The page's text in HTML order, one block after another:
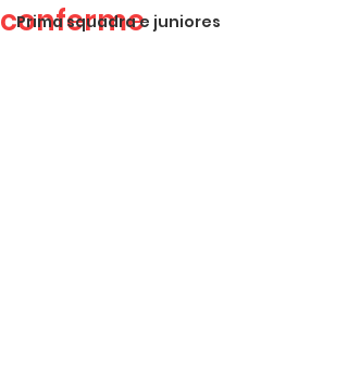
Prima squadra e juniores
conferme